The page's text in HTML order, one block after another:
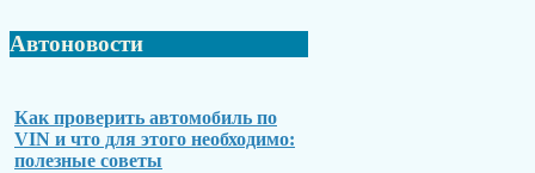
Автоновости
Как проверить автомобиль по
VIN и что для этого необходимо:
полезные советы